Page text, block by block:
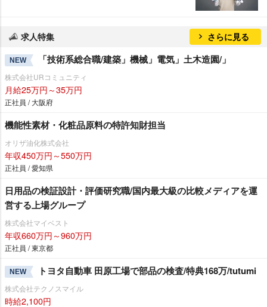
求人特集 さらに見る
NEW 「技術系総合職/建築」機械」電気」土木造園/」
株式会社URコミュニティ
月給25万円～35万円
正社員 / 大阪府
機能性素材・化粧品原料の特許知財担当
オリザ油化株式会社
年収450万円～550万円
正社員 / 愛知県
日用品の検証設計・評価研究職/国内最大級の比較メディアを運
営する上場グループ
株式会社マイベスト
年収660万円～960万円
正社員 / 東京都
NEW トヨタ自動車 田原工場で部品の検査/特典168万/tutumi
株式会社テクノスマイル
時給2,100円